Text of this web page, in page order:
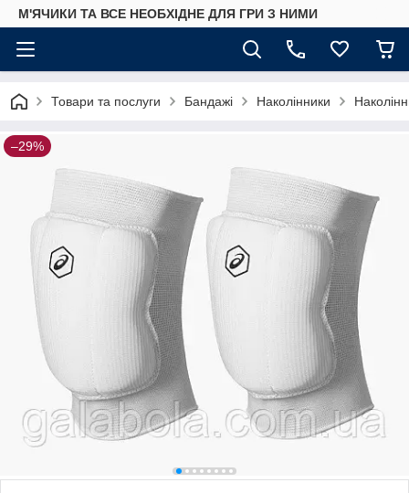
М'ЯЧИКИ ТА ВСЕ НЕОБХІДНЕ ДЛЯ ГРИ З НИМИ
Товари та послуги Бандажі Наколінники
–29%